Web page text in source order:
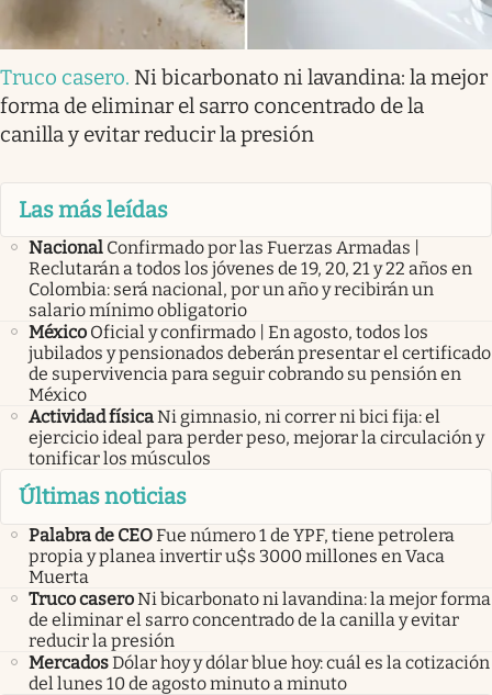
Truco casero. Ni bicarbonato ni lavandina: la mejor
forma de eliminar el sarro concentrado de la
canilla y evitar reducir la presión
Las más leídas
Nacional Confirmado por las Fuerzas Armadas |
Reclutarán a todos los jóvenes de 19, 20, 21 y 22 años en
Colombia: será nacional, por un año y recibirán un
salario mínimo obligatorio
México Oficial y confirmado | En agosto, todos los
jubilados y pensionados deberán presentar el certificado
de supervivencia para seguir cobrando su pensión en
México
Actividad físicaNi gimnasio, ni correr ni bici fija: el
ejercicio ideal para perder peso, mejorar la circulación y
tonificar los músculos
Últimas noticias
Palabra de CEOFue número 1 de YPF, tiene petrolera
propia y planea invertir u$s 3000 millones en Vaca
Muerta
Truco caseroNi bicarbonato ni lavandina: la mejor forma
de eliminar el sarro concentrado de la canilla y evitar
reducir la presión
MercadosDólar hoy y dólar blue hoy: cuál es la cotización
del lunes 10 de agosto minuto a minuto